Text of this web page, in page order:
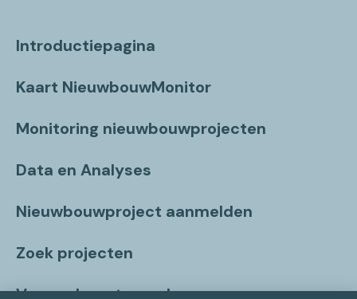
Introductiepagina
Kaart NieuwbouwMonitor
Monitoring nieuwbouwprojecten
Data en Analyses
Nieuwbouwproject aanmelden
Zoek projecten
Vragen beantwoord